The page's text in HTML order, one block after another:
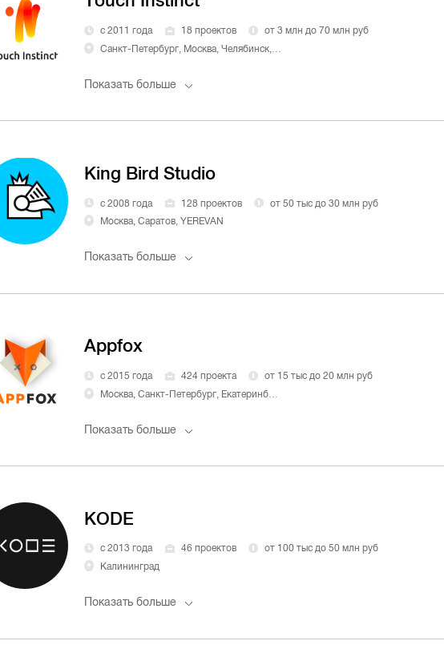
с 2011 года 18 проектов
от 3 млн до 70 млн руб
Санкт-Петербург, Москва, Челябинск, Бишкек, Волгоград, Балашиха
Показать больше
King Bird Studio
с 2008 года 128 проектов
от 50 тыс до 30 млн руб
Москва, Саратов, YEREVAN
Показать больше
Appfox
с 2015 года 424 проекта
от 15 тыс до 20 млн руб
Москва, Санкт-Петербург, Екатеринбург, Казань, Нижний Новгород, Челябинск, Новосибирск, Самара, Омск, Ростов-на-Дону, Воронеж, Волгоград, Уфа, Пермь, Краснодар, Красноярск
Показать больше
KODE
с 2013 года 46 проектов
от 100 тыс до 50 млн руб
Калининград
Показать больше